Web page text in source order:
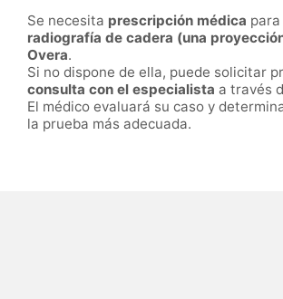
Se necesita prescripción médica
radiografía de cadera (una
Overa.
Si no dispone de ella, puede solicitar
consulta con el especialista a través
El médico evaluará su caso y
la prueba más adecuada.